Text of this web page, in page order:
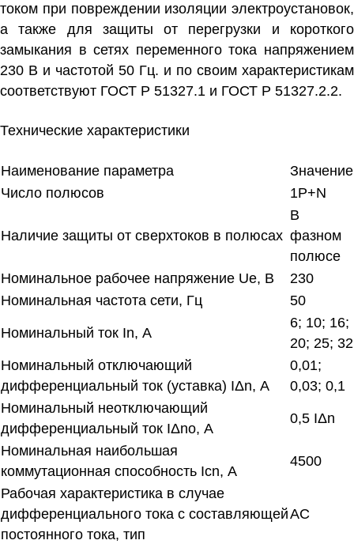
током при повреждении изоляции электроустановок,
а также для защиты от перегрузки и короткого
замыкания в сетях переменного тока напряжением
230 В и частотой 50 Гц. и по своим характеристикам
соответствуют ГОСТ Р 51327.1 и ГОСТ Р 51327.2.2.
Технические характеристики
Наименование параметра
Значение
Число полюсов
1Р+N
Наличие защиты от сверхтоков в полюсах
В
фазном
полюсе
Номинальное рабочее напряжение Ue, В
230
Номинальная частота сети, Гц
50
Номинальный ток In, А
6; 10; 16;
20; 25; 32
Номинальный отключающий
дифференциальный ток (уставка) IΔn, А
0,01;
0,03; 0,1
Номинальный неотключающий
дифференциальный ток IΔnо, А
0,5 IΔn
Номинальная наибольшая
коммутационная способность Icn, А
4500
Рабочая характеристика в случае
дифференциального тока с составляющей
постоянного тока, тип
АС